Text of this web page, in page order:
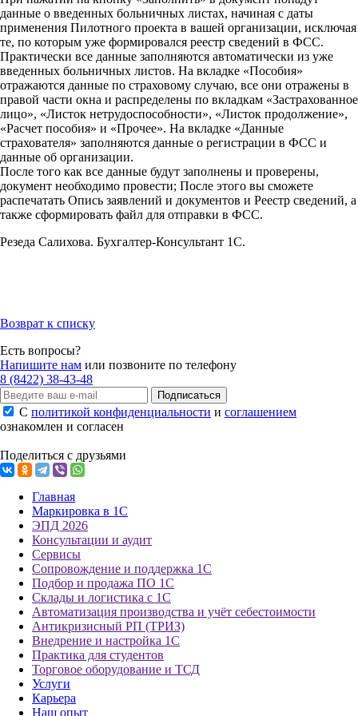
данные о введенных больничных листах, начиная с даты
применения Пилотного проекта в вашей организации, исключая
те, по которым уже формировался реестр сведений в ФСС.
Практически все данные заполняются автоматически из уже
введенных больничных листов. На вкладке «Пособия»
отражаются данные по страховому случаю, все они отражены в
правой части окна и распределены по вкладкам «Застрахованное
лицо», «Листок нетрудоспособности», «Листок продолжение»,
«Расчет пособия» и «Прочее». На вкладке «Данные
страхователя» заполняются данные о регистрации в ФСС и
данные об организации.
После того как все данные будут заполнены и проверены,
документ необходимо провести; После этого вы сможете
распечатать Опись заявлений и документов и Реестр сведений, а
также сформировать файл для отправки в ФСС.
Резеда Салихова. Бухгалтер-Консультант 1С.
Возврат к списку
Есть вопросы?
Напишите нам или позвоните по телефону
8 (8422) 38-43-48
Подписаться
С политикой конфиденциальности и соглашением
ознакомлен и согласен
Поделиться с друзьями
Главная
Маркировка в 1С
ЭПД 2026
Консультации и аудит
Сервисы
Сопровождение и поддержка 1С
Подбор и продажа ПО 1С
Склады и логистика с 1С
Автоматизация производства и учёт себестоимости
Антикризисный РП (ТРИЗ)
Внедрение и настройка 1С
Практика для студентов
Торговое оборудование и ТСД
Услуги
Карьера
Наш опыт